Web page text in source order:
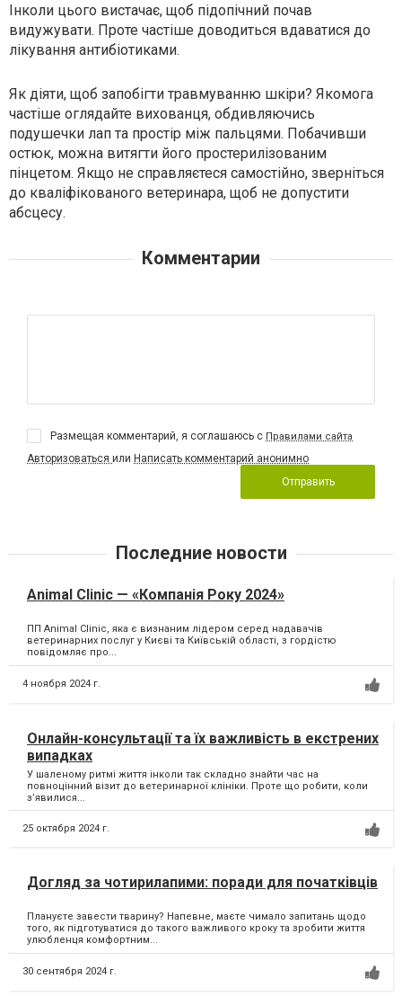
Інколи цього вистачає, щоб підопічний почав
видужувати. Проте частіше доводиться вдаватися до
лікування антибіотиками.
Як діяти, щоб запобігти травмуванню шкіри? Якомога
частіше оглядайте вихованця, обдивляючись
подушечки лап та простір між пальцями. Побачивши
остюк, можна витягти його простерилізованим
пінцетом. Якщо не справляєтеся самостійно, зверніться
до кваліфікованого ветеринара, щоб не допустити
абсцесу.
Комментарии
Размещая комментарий, я соглашаюсь с Правилами сайта
Авторизоваться или Написать комментарий анонимно
Отправить
Последние новости
Animal Clinic — «Компанія Року 2024»
ПП Animal Clinic, яка є визнаним лідером серед надавачів
ветеринарних послуг у Києві та Київській області, з гордістю
повідомляє про...
4 ноября 2024 г.
Онлайн-консультації та їх важливість в екстрених
випадках
У шаленому ритмі життя інколи так складно знайти час на
повноцінний візит до ветеринарної клініки. Проте що робити, коли
з’явилися...
25 октября 2024 г.
Догляд за чотирилапими: поради для початківців
Плануєте завести тварину? Напевне, маєте чимало запитань щодо
того, як підготуватися до такого важливого кроку та зробити життя
улюбленця комфортним...
30 сентября 2024 г.